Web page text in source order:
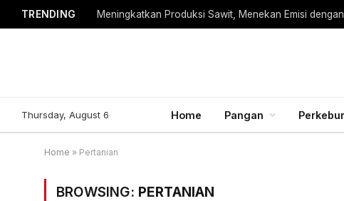
TRENDING Meningkatkan Produksi Sawit, Menekan Emisi
Thursday, August 6 Home Pangan
Home » Pertanian
BROWSING: PERTANIAN